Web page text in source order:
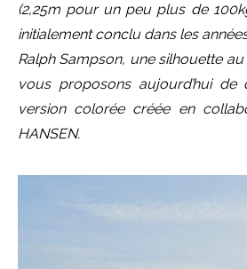
(2,25m pour un peu plus de
initialement conclu dans les
Ralph Sampson, une silhouette
vous proposons aujourd’hui de
version colorée créée en
HANSEN.